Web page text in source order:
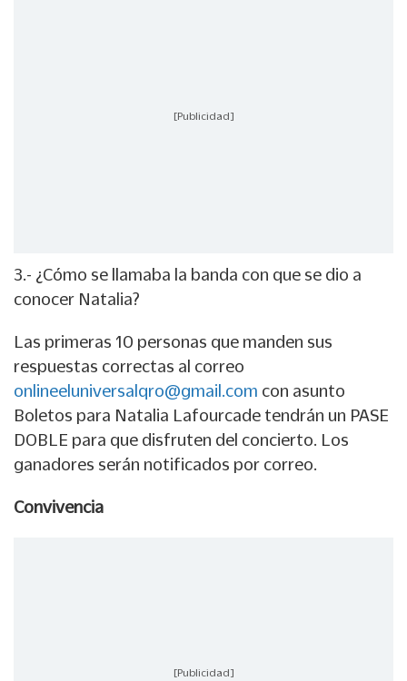
[Publicidad]
3.- ¿Cómo se llamaba la banda con que se dio a
conocer Natalia?
Las primeras 10 personas que manden sus
respuestas correctas al correo
onlineeluniversalqro@gmail.com con asunto
Boletos para Natalia Lafourcade tendrán un PASE
DOBLE para que disfruten del concierto. Los
ganadores serán notificados por correo.
Convivencia
[Publicidad]